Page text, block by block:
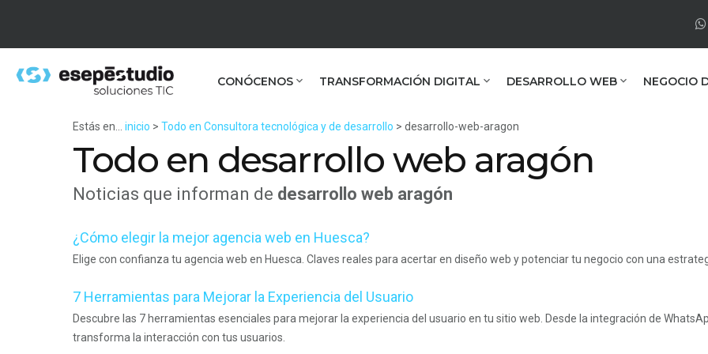
CONÓCENOS TRANSFORMACIÓN DIGITAL DESARROLLO WEB NEGOCIO
Estás en... inicio > Todo en Consultora tecnológica y de desarrollo > desarrollo-web-aragon
Todo en desarrollo web aragón
Noticias que informan de desarrollo web aragón
¿Cómo elegir la mejor agencia web en Huesca?
Elige con confianza tu agencia web en Huesca. Claves reales para acertar en diseño web y potenciar tu negocio con una
7 Herramientas para Mejorar la Experiencia del Usuario
Descubre las 7 herramientas esenciales para mejorar la experiencia del usuario en tu sitio web. Desde la integración de
transforma la interacción con tus usuarios.